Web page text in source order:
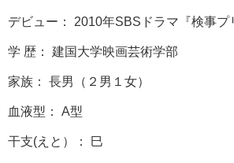
デビュー： 2010年SBSドラマ『検事プ
学 歴： 建国大学映画芸術学部
家族： 長男（２男１女）
血液型： A型
干支(えと）： 巳